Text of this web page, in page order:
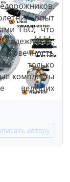
опыт
ГБО, что
только
комплекты
ведущих
автору